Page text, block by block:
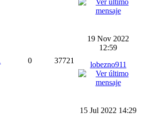
0 37721
19 Nov 2022
12:59
lobezno911
15 Jul 2022 14:29